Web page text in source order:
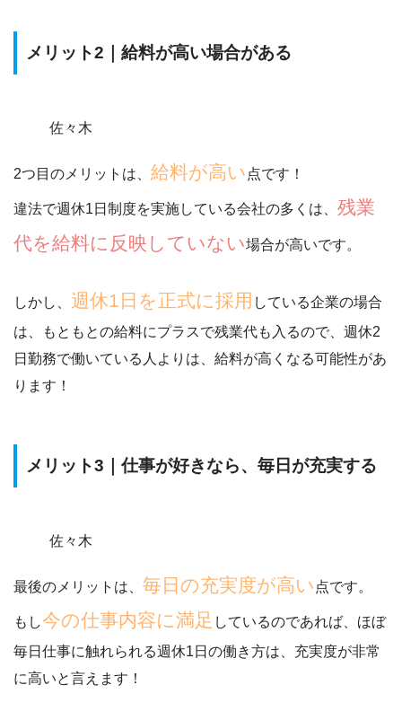
メリット2｜給料が高い場合がある
佐々木
2つ目のメリットは、 給料が高い 点です！
違法で週休1日制度を実施している会社の多くは、 残業
代を給料に反映していない場合が高いです。
しかし、 週休1日を正式に採用 している企業の場合
は、
もともとの給料にプラスで残業代も入るので、週休2
日勤務で働いている人よりは、給料が高くなる可能性があ
ります！
メリット3｜仕事が好きなら、毎日が充実する
佐々木
最後のメリットは、 毎日の充実度が高い 点です。
もし今の仕事内容に満足 しているのであれば、 ほぼ
毎日仕事に触れられる週休1日の働き方は、充実度が非常
に高いと言えます！